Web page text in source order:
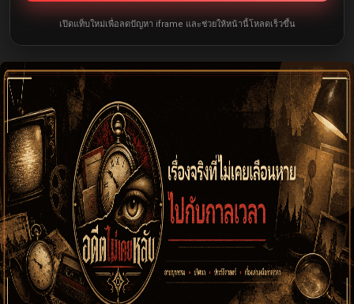
เปิดแท็บใหม่เพื่อลดปัญหา iframe และช่วยให้หน้านี้โหลดเร็วขึ้น